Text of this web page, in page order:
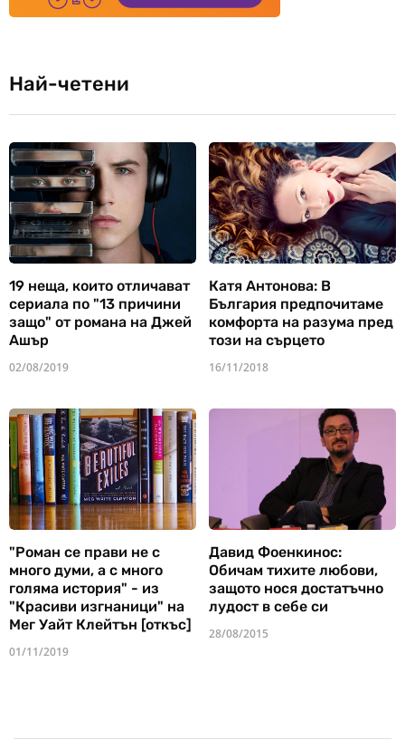
Най-четени
19 неща, които отличават
сериала по "13 причини
защо" от романа на Джей
Ашър
02/08/2019
Катя Антонова: В
България предпочитаме
комфорта на разума пред
този на сърцето
16/11/2018
"Роман се прави не с
много думи, а с много
голяма история" - из
"Красиви изгнаници" на
Мег Уайт Клейтън [откъс]
01/11/2019
Давид Фоенкинос:
Обичам тихите любови,
защото нося достатъчно
лудост в себе си
28/08/2015